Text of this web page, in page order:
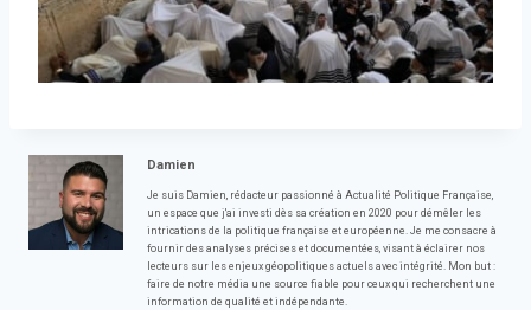
Damien
Je suis Damien, rédacteur passionné à Actualité Politique Française,
un espace que j'ai investi dès sa création en 2020 pour démêler les
intrications de la politique française et européenne. Je me consacre à
fournir des analyses précises et documentées, visant à éclairer nos
lecteurs sur les enjeux géopolitiques actuels avec intégrité. Mon but :
faire de notre média une source fiable pour ceux qui recherchent une
information de qualité et indépendante.